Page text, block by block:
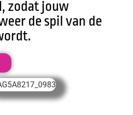
zodat jouw
de spil van de